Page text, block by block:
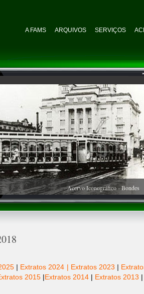
A FAMS ARQUIVOS SERVIÇOS
Acervo Iconográfico - Bondes
| Extratos 2024 | Extratos 2023 |
2015 |Extratos 2014 | Extratos 2013 |